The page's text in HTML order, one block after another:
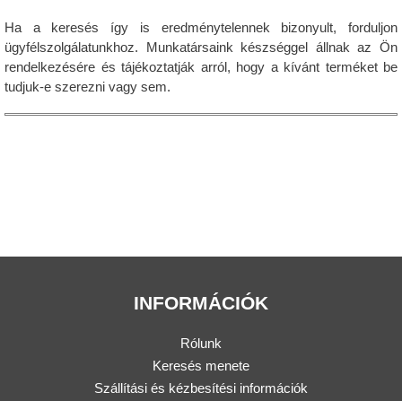
Ha a keresés így is eredménytelennek bizonyult, forduljon
ügyfélszolgálatunkhoz. Munkatársaink készséggel állnak az Ön
rendelkezésére és tájékoztatják arról, hogy a kívánt terméket be
tudjuk-e szerezni vagy sem.
INFORMÁCIÓK
Rólunk
Keresés menete
Szállítási és kézbesítési információk